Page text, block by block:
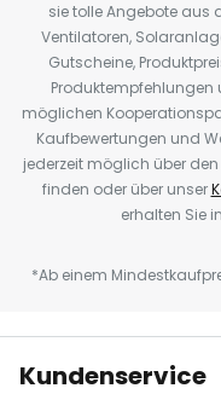
sie tolle Angebote aus
Ventilatoren,
Gutscheine,
möglichen
Kaufbewertungen und
jederzeit möglich über
finden oder über unser
erhalten Sie
*Ab einem
Kundenservice